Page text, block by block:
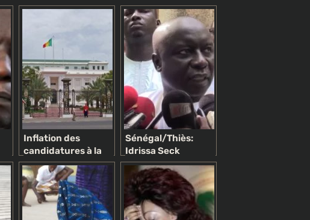
Inflation des
candidatures à la
présidentielle de
2019: candidatures
variées, intérêts
divers
Sénégal/Thiès:
Idrissa Seck
retrouve une
popularité
« grandissante »